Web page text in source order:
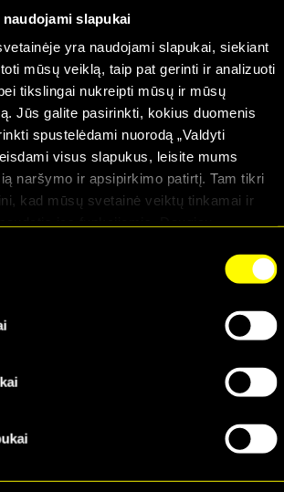
slapukai
yra naudojami slapukai, siekiant
mūsų veiklą, taip pat gerinti ir analizuoti
tikslingai nukreipti mūsų ir mūsų
Jūs galite pasirinkti, kokius duomenis
spustelėdami nuorodą „Valdyti
visus slapukus, leisite mums
naršymo ir apsipirkimo patirtį. Tam tikri
kad mūsų svetainė veiktų tinkamai ir
pranešime, taip pat
kaip jos
ribų taikymu.
pirkėjas